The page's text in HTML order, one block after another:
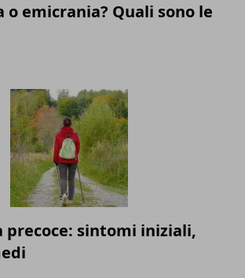
o emicrania? Quali sono le
precoce: sintomi iniziali,